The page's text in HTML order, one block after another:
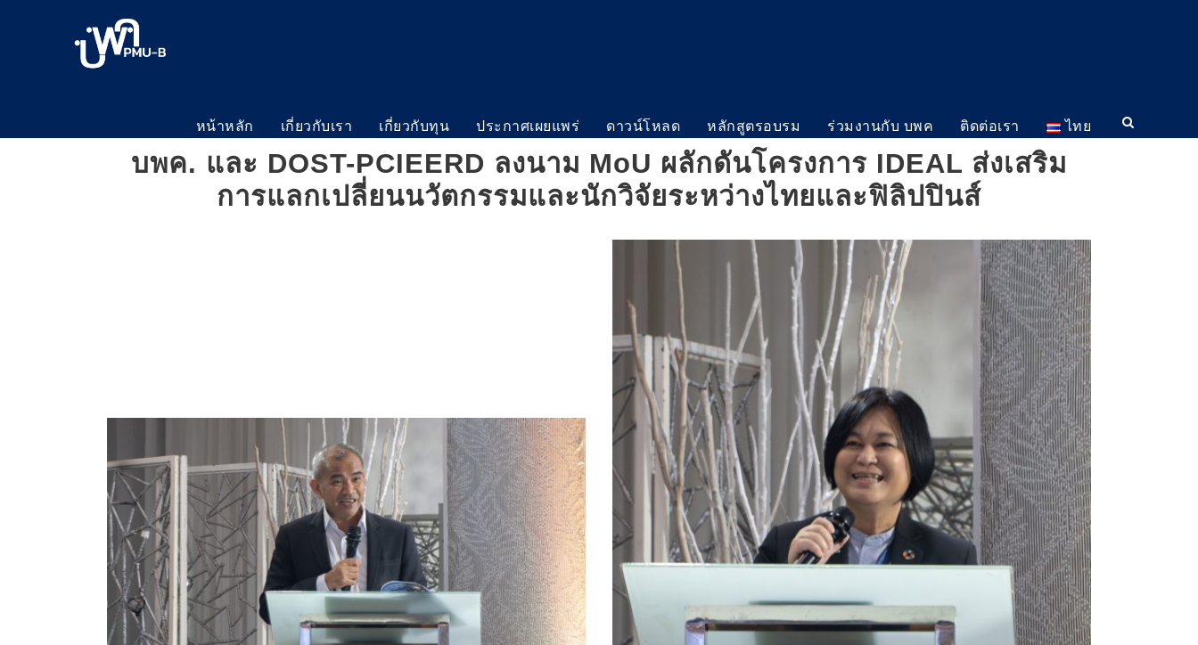
หน้าหลัก เกี่ยวกับเรา เกี่ยวกับทุน ประกาศเผยแพร่ ดาวน์โหลด หลักสูตรอบรม ร่วมงานกับ บพค ติดต่อเรา ไทย
บพค. และ DOST-PCIEERD ลงนาม MoU ผลักดันโครงการ IDEAL ส่งเสริม
การแลกเปลี่ยนนวัตกรรมและนักวิจัยระหว่างไทยและฟิลิปปินส์